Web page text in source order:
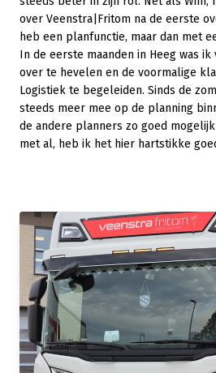
over Veenstra|Fritom na de eerste
heb een planfunctie, maar dan met
In de eerste maanden in Heeg was
over te hevelen en de voormalige
Logistiek te begeleiden. Sinds de
steeds meer mee op de planning
de andere planners zo goed
met al, heb ik het hier hartstikke